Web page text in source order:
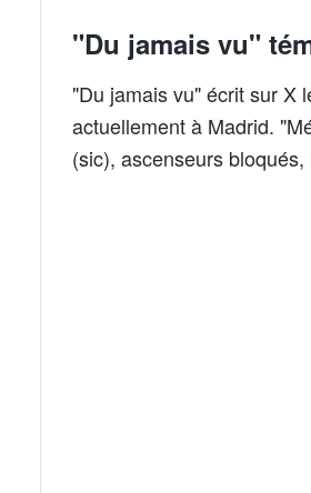
"Du jamais vu"
"Du jamais vu" écrit sur X
actuellement à Madrid.
(sic), ascenseurs